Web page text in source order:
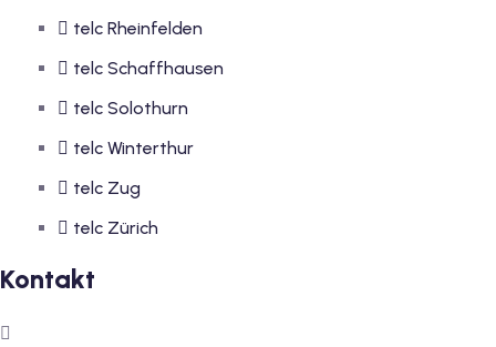
telc Rheinfelden
telc Schaffhausen
telc Solothurn
telc Winterthur
telc Zug
telc Zürich
Kontakt